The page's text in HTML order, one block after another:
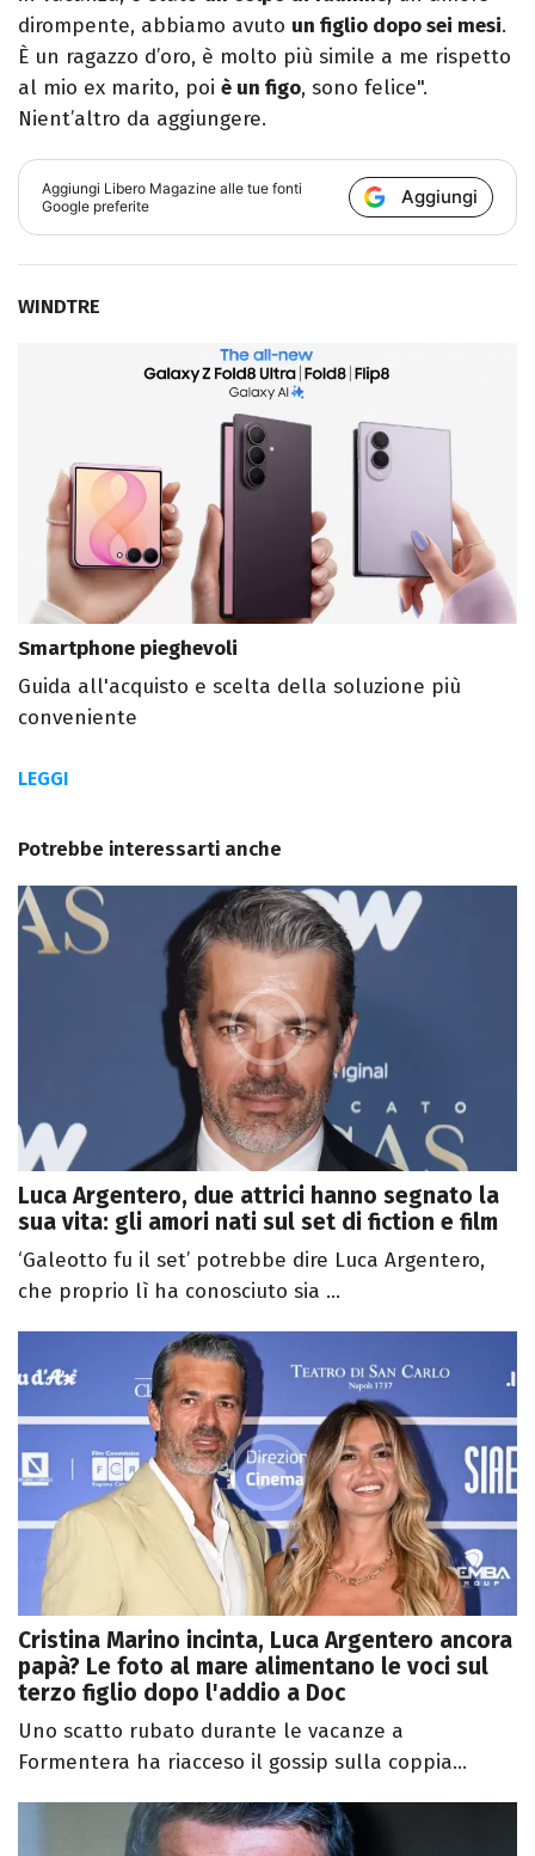
dirompente, abbiamo avuto un figlio dopo sei mesi.
È un ragazzo d’oro, è molto più simile a me rispetto
al mio ex marito, poi è un figo, sono felice".
Nient’altro da aggiungere.
Aggiungi Libero Magazine alle tue fonti
Google preferite
Aggiungi
WINDTRE
Smartphone pieghevoli
Guida all'acquisto e scelta della soluzione più
conveniente
LEGGI
Potrebbe interessarti anche
Luca Argentero, due attrici hanno segnato la
sua vita: gli amori nati sul set di fiction e film
‘Galeotto fu il set’ potrebbe dire Luca Argentero,
che proprio lì ha conosciuto sia ...
Cristina Marino incinta, Luca Argentero ancora
papà? Le foto al mare alimentano le voci sul
terzo figlio dopo l'addio a Doc
Uno scatto rubato durante le vacanze a
Formentera ha riacceso il gossip sulla coppia...